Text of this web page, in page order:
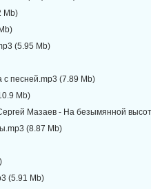
Mb)
(5.95 Mb)
песней.mp3 (7.89 Mb)
Mb)
Мазаев - На безымянной
(8.87 Mb)
(5.91 Mb)